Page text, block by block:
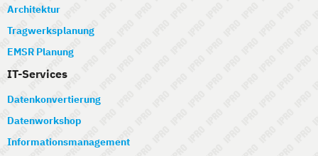
Architektur
Tragwerksplanung
EMSR Planung
IT-Services
Datenkonvertierung
Datenworkshop
Informationsmanagement